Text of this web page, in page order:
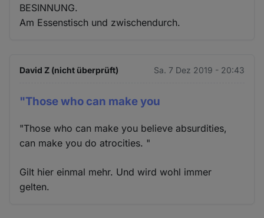
BESINNUNG.
Am Essenstisch und zwischendurch.
David Z (nicht überprüft) Sa. 7 Dez 2019 - 20:43
"Those who can make you
"Those who can make you believe absurdities,
can make you do atrocities. "
Gilt hier einmal mehr. Und wird wohl immer
gelten.